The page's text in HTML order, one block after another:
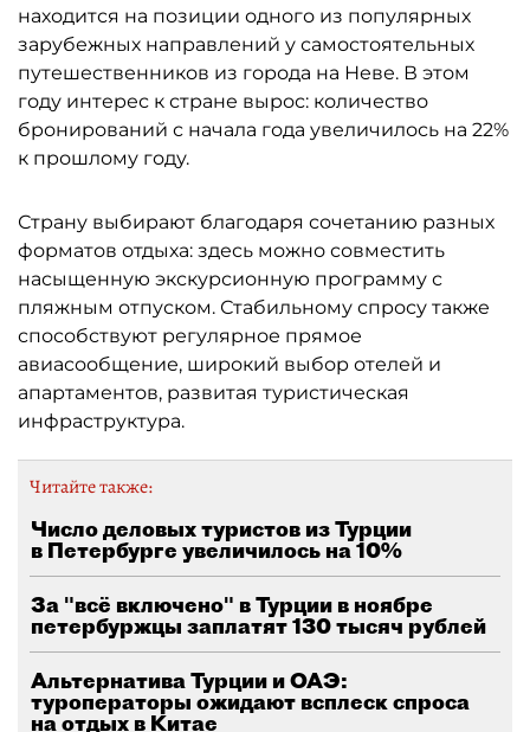
находится на позиции одного из популярных
зарубежных направлений у самостоятельных
путешественников из города на Неве. В этом
году интерес к стране вырос: количество
бронирований с начала года увеличилось на 22%
к прошлому году.
Страну выбирают благодаря сочетанию разных
форматов отдыха: здесь можно совместить
насыщенную экскурсионную программу с
пляжным отпуском. Стабильному спросу также
способствуют регулярное прямое
авиасообщение, широкий выбор отелей и
апартаментов, развитая туристическая
инфраструктура.
Читайте также:
Число деловых туристов из Турции
в Петербурге увеличилось на 10%
За "всё включено" в Турции в ноябре
петербуржцы заплатят 130 тысяч рублей
Альтернатива Турции и ОАЭ:
туроператоры ожидают всплеск спроса
на отдых в Китае